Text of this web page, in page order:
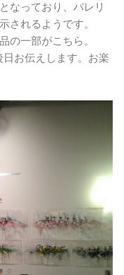
なっており、バレリ
されるようです。
の一部がこちら。
お伝えします。お楽